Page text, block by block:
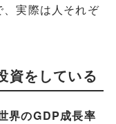
実際は人それぞ
資をしている
界のGDP成長率